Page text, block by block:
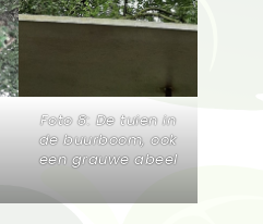
Foto 8: De tuien in
de buurboom, ook
een grauwe abeel